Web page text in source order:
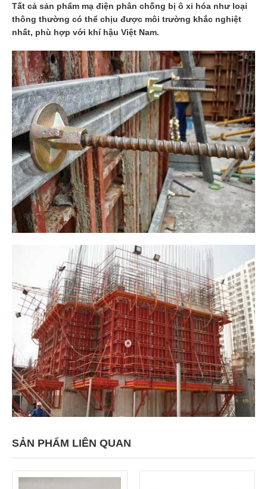
Tất cả sản phẩm mạ điện phân chống bị ô xi hóa như loại
thông thường có thể chịu được môi trường khắc nghiệt
nhất, phù hợp với khí hậu Việt Nam.
SẢN PHẨM LIÊN QUAN